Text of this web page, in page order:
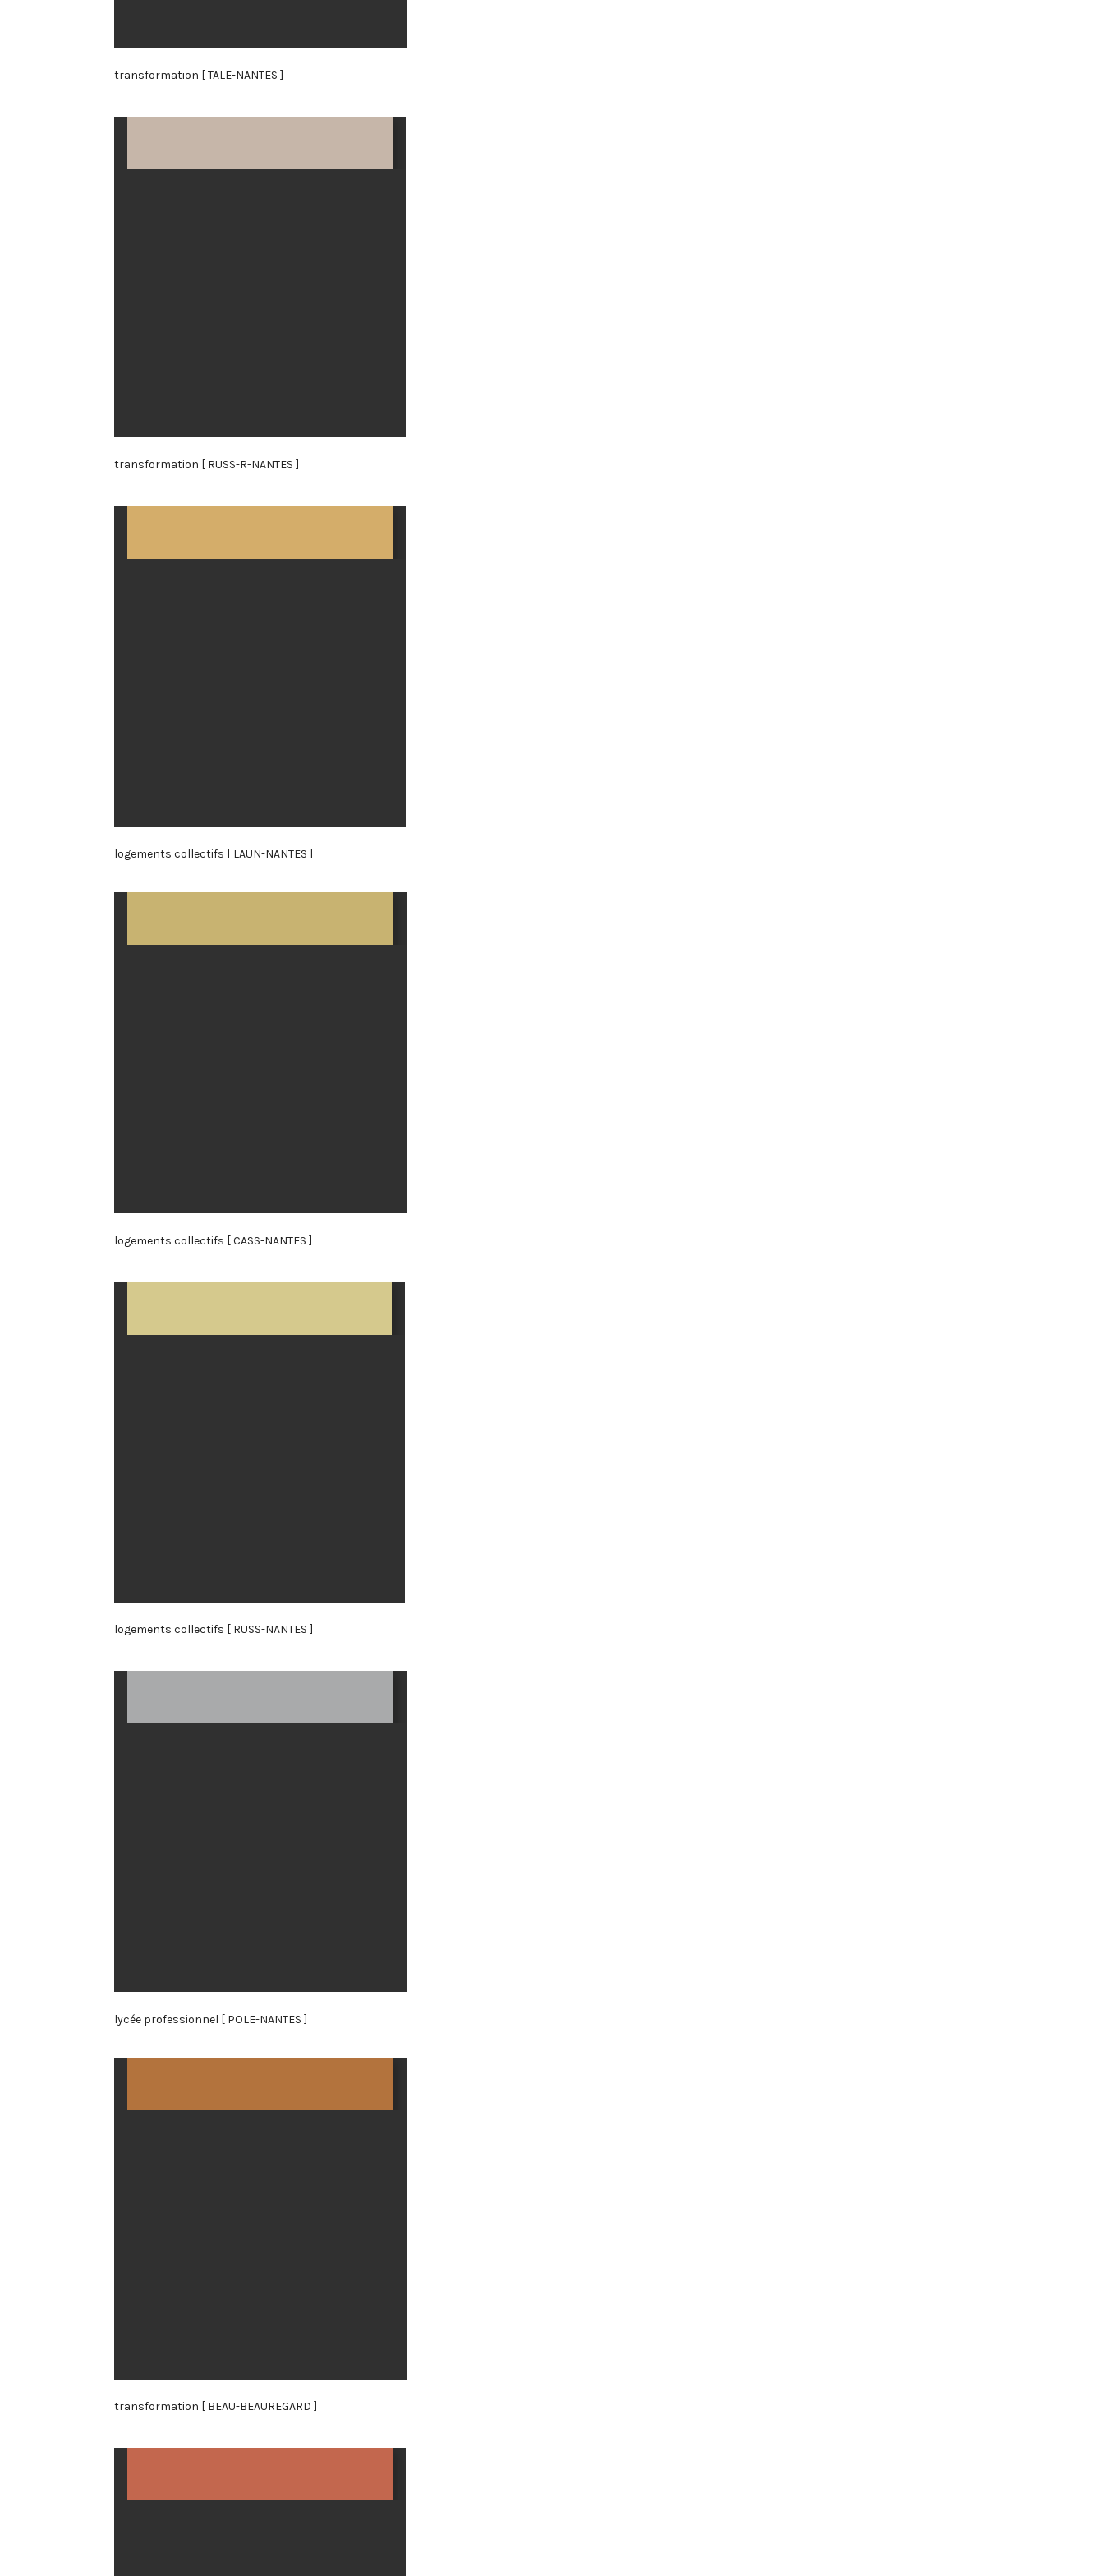
transformation [ TALE-NANTES ]
transformation [ RUSS-R-NANTES ]
logements collectifs [ LAUN-NANTES ]
logements collectifs [ CASS-NANTES ]
logements collectifs [ RUSS-NANTES ]
lycée professionnel [ POLE-NANTES ]
transformation [ BEAU-BEAUREGARD ]